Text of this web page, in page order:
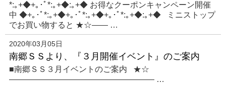
*:｡+◆+｡･ﾟ*:｡+◆:｡+◆ お得なクーポンキャンペーン開催
中 ◆+｡･ﾟ*:｡+◆+｡･ﾟ*:｡+◆+｡･ﾟ*:｡+◆:｡+◆ ミニストップ
でお買い物すると ★☆—— …
2020年03月05日
南郷ＳＳより、『３月開催イベント』のご案内
■南郷ＳＳ３月イベントのご案内 ★☆
—————————————————— …